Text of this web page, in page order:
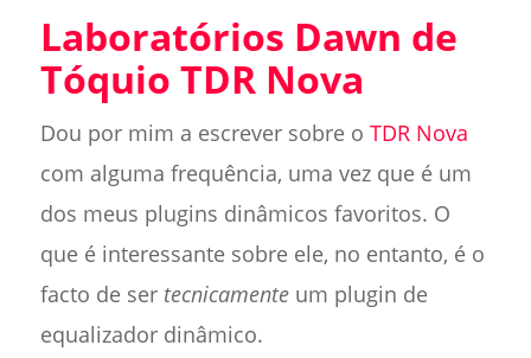
Laboratórios Dawn de
Tóquio TDR Nova
Dou por mim a escrever sobre o TDR Nova
com alguma frequência, uma vez que é um
dos meus plugins dinâmicos favoritos. O
que é interessante sobre ele, no entanto, é o
facto de ser tecnicamenteum plugin de
equalizador dinâmico.